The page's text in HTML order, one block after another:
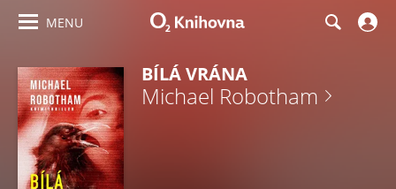
MENU
BÍLÁ VRÁNA
Michael Robotham